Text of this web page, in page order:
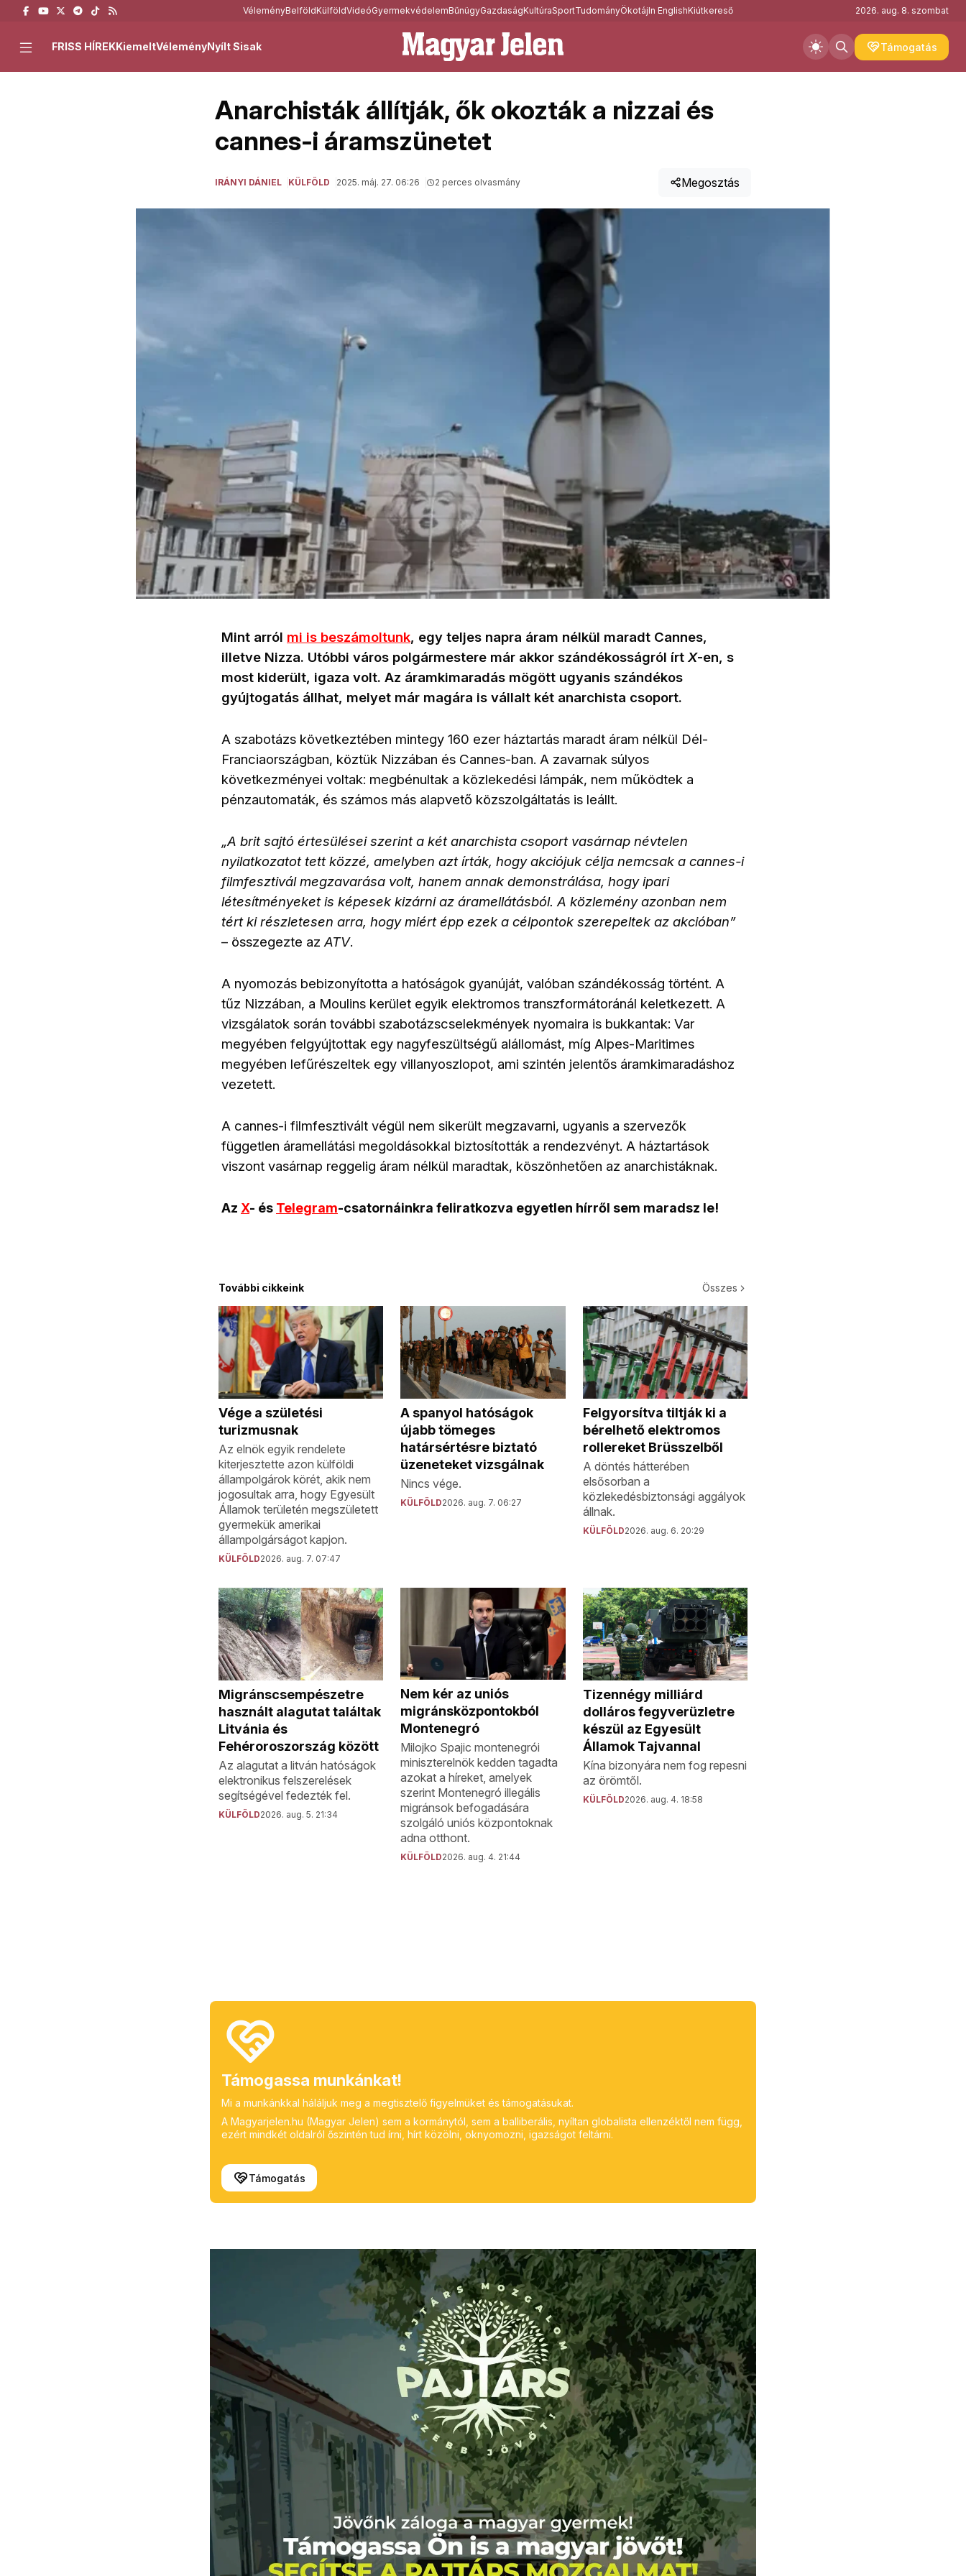
VéleményBelföldKülföldVideóGyermekvédelemBűnügyGazdaságKultúraSportTudományÖkotájIn EnglishKiútkereső 2026. aug. 8. szombat
Támogatás
FRISS HÍREKKiemeltVéleményNyílt Sisak
Anarchisták állítják, ők okozták a nizzai és
cannes-i áramszünetet
IRÁNYI DÁNIEL KÜLFÖLD 2025. máj. 27. 06:26 2 perces olvasmány Megosztás
Mint arról mi is beszámoltunk, egy teljes napra áram nélkül maradt Cannes,
illetve Nizza. Utóbbi város polgármestere már akkor szándékosságról írtX-en, s
most kiderült, igaza volt. Az áramkimaradás mögött ugyanis szándékos
gyújtogatás állhat, melyet már magára is vállalt két anarchista csoport.
A szabotázs következtében mintegy 160 ezer háztartás maradt áram nélkül Dél-
Franciaországban, köztük Nizzában és Cannes-ban. A zavarnak súlyos
következményei voltak: megbénultak a közlekedési lámpák, nem működtek a
pénzautomaták, és számos más alapvető közszolgáltatás is leállt.
„A brit sajtó értesülései szerint a két anarchista csoport vasárnap névtelen
nyilatkozatot tett közzé, amelyben azt írták, hogy akciójuk célja nemcsak a cannes-i
filmfesztivál megzavarása volt, hanem annak demonstrálása, hogy ipari
létesítményeket is képesek kizárni az áramellátásból. A közlemény azonban nem
tért ki részletesen arra, hogy miért épp ezek a célpontok szerepeltek az akcióban”
– összegezte azATV.
A nyomozás bebizonyította a hatóságok gyanúját, valóban szándékosság történt. A
tűz Nizzában, a Moulins kerület egyik elektromos transzformátoránál keletkezett. A
vizsgálatok során további szabotázscselekmények nyomaira is bukkantak: Var
megyében felgyújtottak egy nagyfeszültségű alállomást, míg Alpes-Maritimes
megyében lefűrészeltek egy villanyoszlopot, ami szintén jelentős áramkimaradáshoz
vezetett.
A cannes-i filmfesztivált végül nem sikerült megzavarni, ugyanis a szervezők
független áramellátási megoldásokkal biztosították a rendezvényt. A háztartások
viszont vasárnap reggelig áram nélkül maradtak, köszönhetően az anarchistáknak.
Az X- és Telegram-csatornáinkra feliratkozva egyetlen hírről sem maradsz le!
További cikkeink Összes
Vége a születési
turizmusnak
Az elnök egyik rendelete
kiterjesztette azon külföldi
állampolgárok körét, akik nem
jogosultak arra, hogy Egyesült
Államok területén megszületett
gyermekük amerikai
állampolgárságot kapjon.
KÜLFÖLD2026. aug. 7. 07:47
A spanyol hatóságok
újabb tömeges
határsértésre biztató
üzeneteket vizsgálnak
Nincs vége.
KÜLFÖLD2026. aug. 7. 06:27
Felgyorsítva tiltják ki a
bérelhető elektromos
rollereket Brüsszelből
A döntés hátterében
elsősorban a
közlekedésbiztonsági aggályok
állnak.
KÜLFÖLD2026. aug. 6. 20:29
Migránscsempészetre
használt alagutat találtak
Litvánia és
Fehéroroszország között
Az alagutat a litván hatóságok
elektronikus felszerelések
segítségével fedezték fel.
KÜLFÖLD2026. aug. 5. 21:34
Nem kér az uniós
migránsközpontokból
Montenegró
Milojko Spajic montenegrói
miniszterelnök kedden tagadta
azokat a híreket, amelyek
szerint Montenegró illegális
migránsok befogadására
szolgáló uniós központoknak
adna otthont.
KÜLFÖLD2026. aug. 4. 21:44
Tizennégy milliárd
dolláros fegyverüzletre
készül az Egyesült
Államok Tajvannal
Kína bizonyára nem fog repesni
az örömtől.
KÜLFÖLD2026. aug. 4. 18:58
Támogassa munkánkat!
Mi a munkánkkal háláljuk meg a megtisztelő figyelmüket és támogatásukat.
A Magyarjelen.hu (Magyar Jelen) sem a kormánytól, sem a balliberális, nyíltan globalista ellenzéktől nem függ,
ezért mindkét oldalról őszintén tud írni, hírt közölni, oknyomozni, igazságot feltárni.
Támogatás